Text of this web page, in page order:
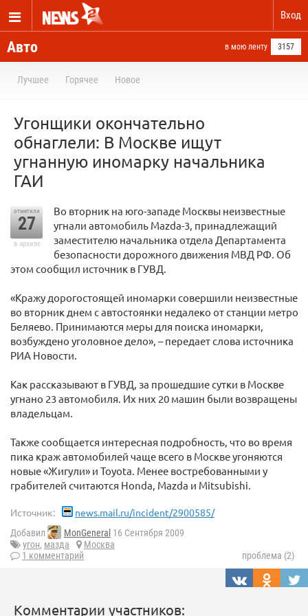
Вход
Авто в мою ленту 3157
Лучшее Горячее Новое
Угонщики окончательно
обнаглели: В Москве ищут
угнанную иномарку начальника
ГАИ
отметили
27
в архиве
Во вторник на юго-западе Москвы неизвестные
угнали автомобиль Мazda-3, принадлежащий
заместителю начальника отдела Департамента
безопасности дорожного движения МВД РФ. Об
этом сообщил источник в ГУВД.
«Кражу дорогостоящей иномарки совершили неизвестные
во вторник днем с автостоянки недалеко от станции метро
Беляево. Принимаются меры для поиска иномарки,
возбуждено уголовное дело», – передает слова источника
РИА Новости.
Как рассказывают в ГУВД, за прошедшие сутки в Москве
угнано 23 автомобиля. Их них 20 машин были возвращены
владельцам.
Также сообщается интересная подробность, что во время
пика краж автомобилей чаще всего в Москве угоняются
новые «Жигули» и Toyota. Менее востребованными у
грабителей считаются Honda, Mazda и Мitsubishi.
Источник: news.mail.ru/incident/2900585/
Добавил MonGeneral 16 Сентября 2009
угон, мазда
Москва
1 комментарий
проблема (2)
Комментарии участников: